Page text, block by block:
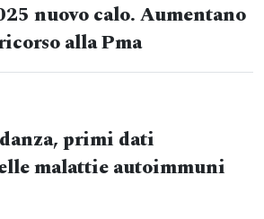
nuovo calo. Aumentano
alla Pma
primi dati
malattie autoimmuni